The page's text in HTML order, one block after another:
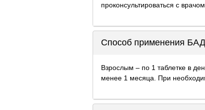
проконсультироваться с врачом.
Способ применения БАД
Взрослым – по 1 таблетке в
менее 1 месяца. При